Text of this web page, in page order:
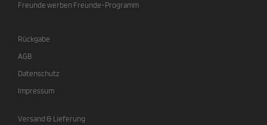
Freunde werben Freunde-Programm
Rückgabe
AGB
Datenschutz
Impressum
Versand & Lieferung